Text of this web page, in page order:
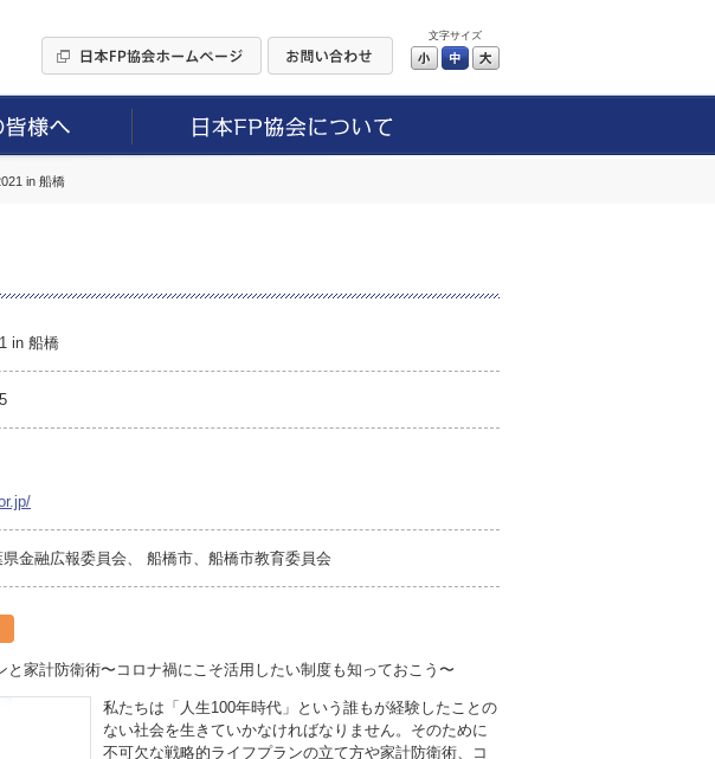
文字サイズ
小 中
in 船橋
in 船橋
金融広報委員会、 船橋市、船橋市教育委員会
と家計防衛術〜コロナ禍にこそ活用したい制度も知っておこう〜
私たちは「人生100年時代」という誰もが経験したことの
ない社会を生きていかなければなりません。そのために
不可欠な戦略的ライフプランの立て方や家計防衛術、コ